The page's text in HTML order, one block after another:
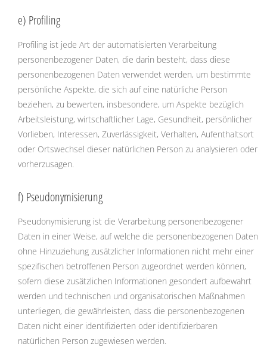
e) Profiling
Profiling ist jede Art der automatisierten Verarbeitung
personenbezogener Daten, die darin besteht, dass diese
personenbezogenen Daten verwendet werden, um bestimmte
persönliche Aspekte, die sich auf eine natürliche Person
beziehen, zu bewerten, insbesondere, um Aspekte bezüglich
Arbeitsleistung, wirtschaftlicher Lage, Gesundheit, persönlicher
Vorlieben, Interessen, Zuverlässigkeit, Verhalten, Aufenthaltsort
oder Ortswechsel dieser natürlichen Person zu analysieren oder
vorherzusagen.
f) Pseudonymisierung
Pseudonymisierung ist die Verarbeitung personenbezogener
Daten in einer Weise, auf welche die personenbezogenen Daten
ohne Hinzuziehung zusätzlicher Informationen nicht mehr einer
spezifischen betroffenen Person zugeordnet werden können,
sofern diese zusätzlichen Informationen gesondert aufbewahrt
werden und technischen und organisatorischen Maßnahmen
unterliegen, die gewährleisten, dass die personenbezogenen
Daten nicht einer identifizierten oder identifizierbaren
natürlichen Person zugewiesen werden.